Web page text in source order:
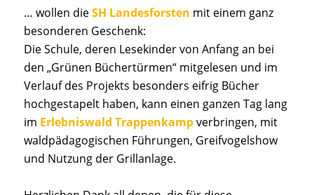
… wollen dieSH Landesforsten mit einem ganz
besonderen Geschenk:
Die Schule, deren Lesekinder von Anfang an bei
den „Grünen Büchertürmen“ mitgelesen und im
Verlauf des Projekts besonders eifrig Bücher
hochgestapelt haben, kann einen ganzen Tag lang
im Erlebniswald Trappenkampverbringen, mit
waldpädagogischen Führungen, Greifvogelshow
und Nutzung der Grillanlage.